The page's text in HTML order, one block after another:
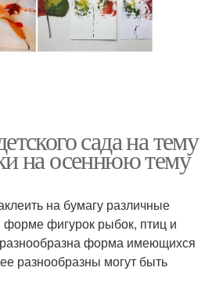
сада на тему
на осеннюю тему
на бумагу различные
фигурок рыбок, птиц и
форма имеющихся
разнообразны могут быть